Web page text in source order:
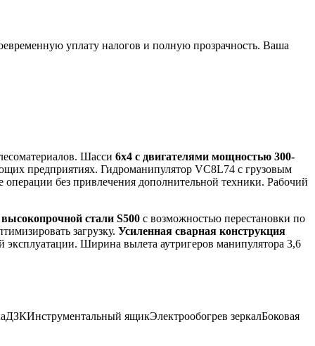
уплату налогов и полную прозрачность. Ваша
Шасси 6х4 с двигателями мощностью 300-
предприятиях. Гидроманипулятор VC8L74 с грузовым
без привлечения дополнительной техники. Рабочий
стали S500 с возможностью перестановки по
загрузку. Усиленная сварная конструкция
Ширина вылета аутригеров манипулятора 3,6
ДЗКИнструментальный ящикЭлектрообогрев зеркалБоковая